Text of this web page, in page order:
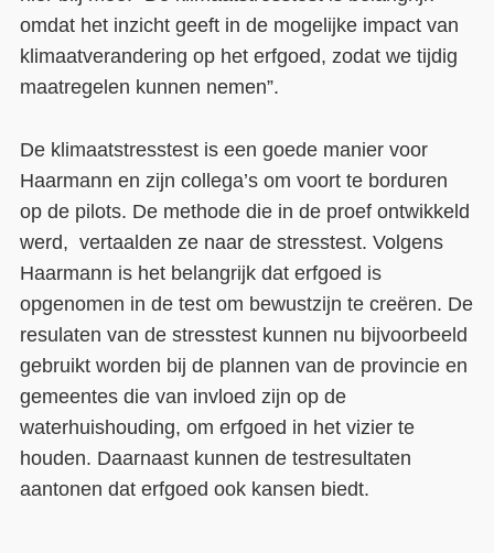
omdat het inzicht geeft in de mogelijke impact van
klimaatverandering op het erfgoed, zodat we tijdig
maatregelen kunnen nemen”.
De klimaatstresstest is een goede manier voor
Haarmann en zijn collega’s om voort te borduren
op de pilots. De methode die in de proef ontwikkeld
werd, vertaalden ze naar de stresstest. Volgens
Haarmann is het belangrijk dat erfgoed is
opgenomen in de test om bewustzijn te creëren. De
resulaten van de stresstest kunnen nu bijvoorbeeld
gebruikt worden bij de plannen van de provincie en
gemeentes die van invloed zijn op de
waterhuishouding, om erfgoed in het vizier te
houden. Daarnaast kunnen de testresultaten
aantonen dat erfgoed ook kansen biedt.